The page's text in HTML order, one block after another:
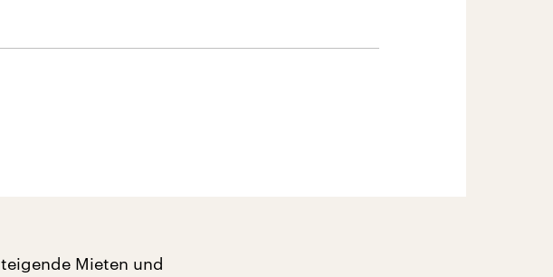
Mieten und